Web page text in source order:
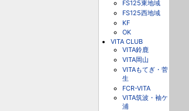
FS125東地域
FS125西地域
KF
OK
VITA CLUB
VITA鈴鹿
VITA岡山
VITAもてぎ・菅
生
FCR-VITA
VITA筑波・袖ケ
浦